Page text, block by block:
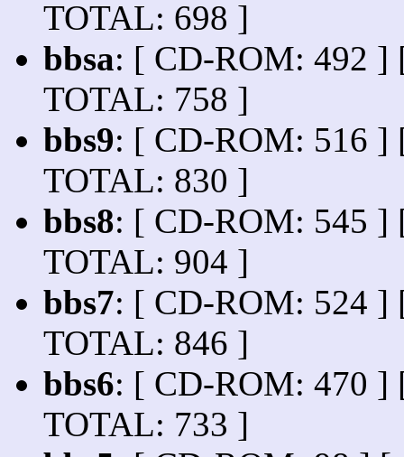
TOTAL: 698 ]
bbsa: [ CD-ROM: 492 ]
TOTAL: 758 ]
bbs9: [ CD-ROM: 516 ]
TOTAL: 830 ]
bbs8: [ CD-ROM: 545 ]
TOTAL: 904 ]
bbs7: [ CD-ROM: 524 ]
TOTAL: 846 ]
bbs6: [ CD-ROM: 470 ]
TOTAL: 733 ]